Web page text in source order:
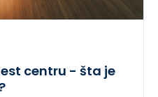
centru - šta je